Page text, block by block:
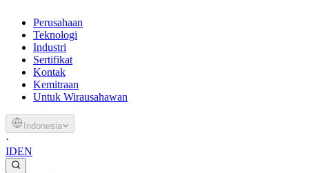
Perusahaan
Teknologi
Industri
Sertifikat
Kontak
Kemitraan
Untuk Wirausahawan
Indonesia
·
IDEN